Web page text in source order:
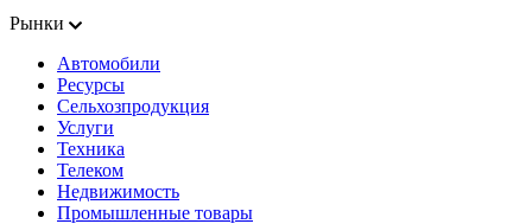
Рынки
Автомобили
Ресурсы
Сельхозпродукция
Услуги
Техника
Телеком
Недвижимость
Промышленные товары